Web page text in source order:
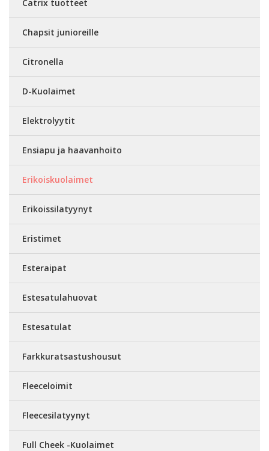
Catrix tuotteet
Chapsit junioreille
Citronella
D-Kuolaimet
Elektrolyytit
Ensiapu ja haavanhoito
Erikoiskuolaimet
Erikoissilatyynyt
Eristimet
Esteraipat
Estesatulahuovat
Estesatulat
Farkkuratsastushousut
Fleeceloimit
Fleecesilatyynyt
Full Cheek -Kuolaimet